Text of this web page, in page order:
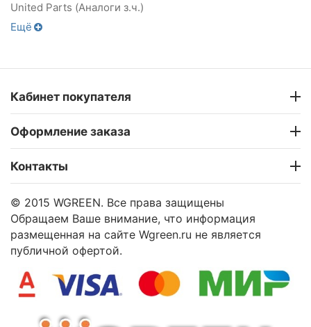
United Parts (Аналоги з.ч.)
Ещё
Кабинет покупателя
Оформление заказа
Контакты
© 2015 WGREEN. Все права защищены
Обращаем Ваше внимание, что информация
размещенная на сайте Wgreen.ru не является
публичной офертой.